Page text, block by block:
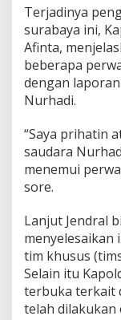
Terjadinya
surabaya ini,
Afinta,
beberapa
dengan
Nurhadi.
“Saya prihatin
saudara
menemui
sore.
Lanjut Jendral
menyelesaikan
tim khusus
Selain itu
terbuka terkait
telah dilakukan